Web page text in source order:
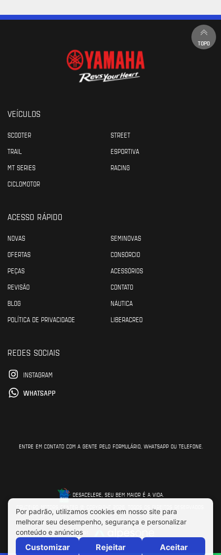
TOPO
VEÍCULOS
SCOOTER
STREET
TRAIL
ESPORTIVA
MT SERIES
RACING
CICLOMOTOR
ACESSO RÁPIDO
NOVAS
SEMINOVAS
OFERTAS
CONSÓRCIO
PEÇAS
ACESSÓRIOS
REVISÃO
CONTATO
BLOG
NÁUTICA
POLÍTICA DE PRIVACIDADE
LIBERACRED
REDES SOCIAIS
INSTAGRAM
WHATSAPP
ENTRE EM CONTATO COM A GENTE PELO FORMULÁRIO, WHATSAPP OU TELEFONE.
DESACELERE, SEU BEM MAIOR É A VIDA.
CRUZEIRO MOTORS CENTER © COPYRIGHT 2026. TODOS OS DIREITOS RESERVADOS.
Feito por: